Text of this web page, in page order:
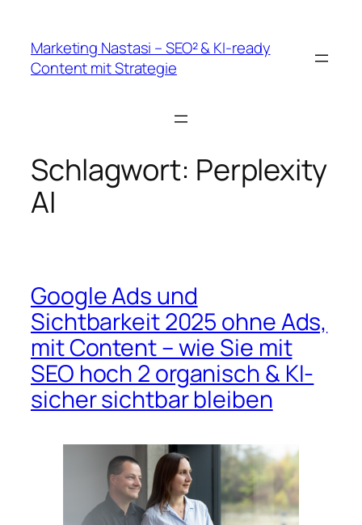
springen
Marketing Nastasi – SEO² & KI-ready
Content mit Strategie
Schlagwort: Perplexity
AI
Google Ads und
Sichtbarkeit 2025 ohne Ads,
mit Content – wie Sie mit
SEO hoch 2 organisch & KI-
sicher sichtbar bleiben